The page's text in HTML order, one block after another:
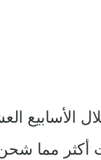
الأسابيع